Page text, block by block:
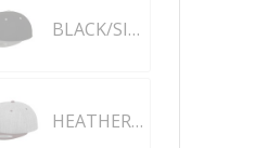
BLACK/SILVER
HEATHER GREY/MAROON